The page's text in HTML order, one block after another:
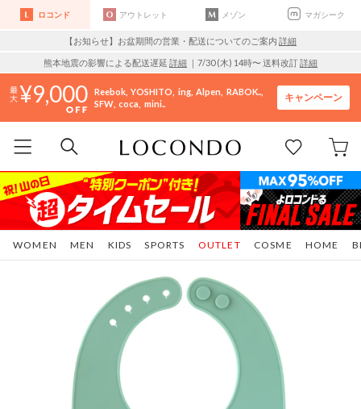
ロコンド アウトレット メゾン マガシーク
【お知らせ】お盆期間の営業・配送についてのご案内 詳細
熊本地震の影響による配送遅延 詳細 ｜7/30 (木) 14時〜 送料改訂詳細
9,000 Reebok YOSHITO ing Alpen
RABOK..
SFW coca mini..
キャンペーン
WOMEN MEN KIDS SPORTS COSME HOME
OUTLET